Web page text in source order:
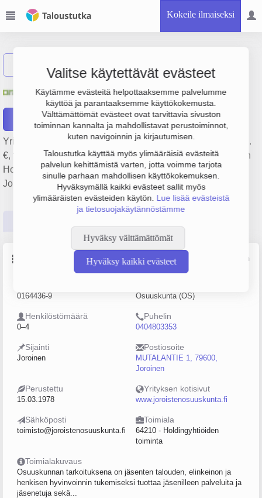
Kokeile ilmaiseksi
Valitse käytettävät evästeet
Käytämme evästeitä helpottaaksemme palvelumme
käyttöä ja parantaaksemme käyttökokemusta.
Välttämättömät evästeet ovat tarvittavia sivuston
toiminnan kannalta ja mahdollistavat perustoiminnot,
kuten navigoinnin ja kirjautumisen.
Taloustutka käyttää myös ylimääräisiä evästeitä
palvelun kehittämistä varten, jotta voimme tarjota
sinulle parhaan mahdollisen käyttökokemuksen.
Hyväksymällä kaikki evästeet sallit myös
ylimääräisten evästeiden käytön. Lue lisää evästeistä
ja tietosuojakäytännöstämme
Hyväksy välttämättömät
Hyväksy kaikki evästeet
Joroisten Oma osuuskunta
Raportit
Yrityksen Joroisten Oma osuuskunta liikevaihto on 10.9 milj.
€, tulos 787 000 € ja henkilöstömäärä 1. Sen päätoimiala on
Holdingyhtiöiden toiminta, perustamisvuosi 1978 ja sijainti
Joroinen. Yrityksen yhtiömuoto Osuuskunta (OS).
Lähde: YTJ, PRH, Traficom
0164436-9 Osuuskunta (OS)
Henkilöstömäärä
0–4
Puhelin
0404803353
Sijainti
Joroinen
Postiosoite
MUTALANTIE 1, 79600,
Joroinen
Perustettu
15.03.1978
Yrityksen kotisivut
www.joroistenosuuskunta.fi
Sähköposti
toimisto@joroistenosuuskunta.fi
Toimiala
64210 - Holdingyhtiöiden
toiminta
Toimialakuvaus
Osuuskunnan tarkoituksena on jäsenten talouden, elinkeinon ja
henkisen hyvinvoinnin tukemiseksi tuottaa jäsenilleen palveluita ja
jäsenetuja sekä...